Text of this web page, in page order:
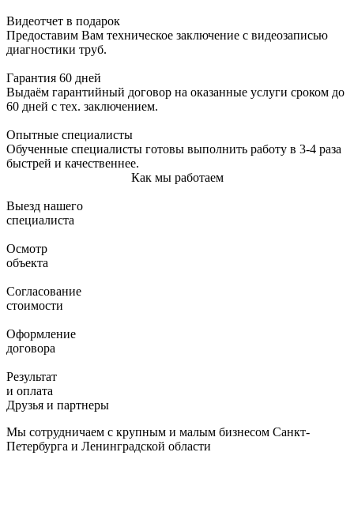
Видеотчет в подарок
Предоставим Вам техническое заключение с видеозаписью
диагностики труб.
Гарантия 60 дней
Выдаём гарантийный договор на оказанные услуги сроком до
60 дней с тех. заключением.
Опытные специалисты
Обученные специалисты готовы выполнить работу в 3-4 раза
быстрей и качественнее.
Как мы работаем
Выезд нашего
специалиста
Осмотр
объекта
Согласование
стоимости
Оформление
договора
Результат
и оплата
Друзья и партнеры
Мы сотрудничаем с крупным и малым бизнесом Санкт-
Петербурга и Ленинградской области